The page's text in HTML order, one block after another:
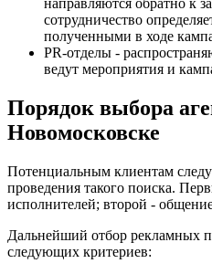
направляются обратно к
сотрудничество
полученными в ходе
PR-отделы -
ведут мероприятия и
Порядок выбора
Новомосковске
Потенциальным клиентам
проведения такого поиска.
исполнителей; второй -
Дальнейший отбор рекламных
следующих критериев: